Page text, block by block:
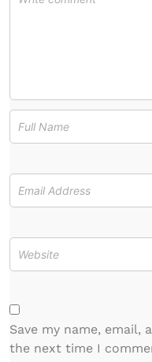
Save my name,
the next time I